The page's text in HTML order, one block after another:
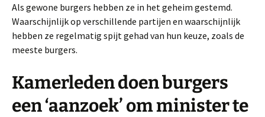
Als gewone burgers hebben ze in het geheim gestemd.
Waarschijnlijk op verschillende partijen en waarschijnlijk
hebben ze regelmatig spijt gehad van hun keuze, zoals de
meeste burgers.
Kamerleden doen burgers
een ‘aanzoek’ om minister te